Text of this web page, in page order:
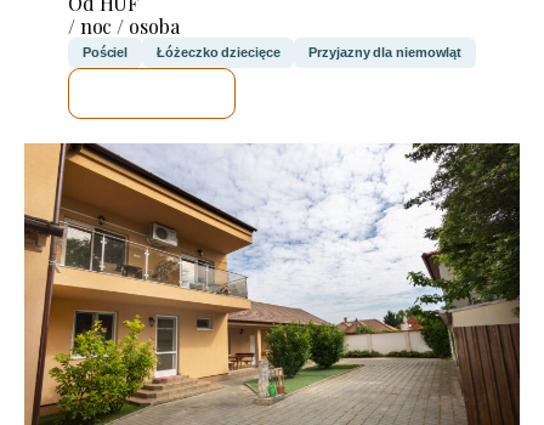
/ noc / osoba
Pościel Łóżeczko dziecięce Przyjazny dla niemowląt